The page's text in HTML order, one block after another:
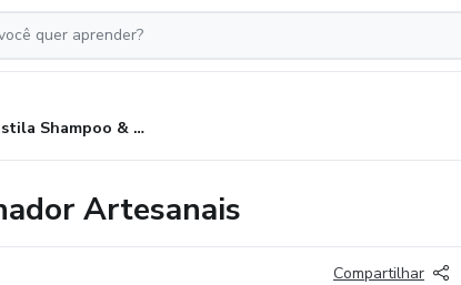
Apostila Shampoo & Condicionador Artesanais
Artesanais
Compartilhar